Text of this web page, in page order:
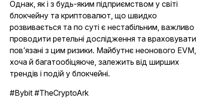
Однак, як і з будь-яким підприємством у світі
блокчейну та криптовалют, що швидко
розвивається та по суті є нестабільним, важливо
проводити ретельні дослідження та враховувати
пов’язані з цим ризики. Майбутнє неонового EVM,
хоча й багатообіцяюче, залежить від ширших
трендів і подій у блокчейні.
#Bybit #TheCryptoArk